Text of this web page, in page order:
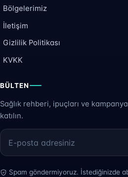
Bölgelerimiz
İletişim
Gizlilik Politikası
KVKK
BÜLTEN
Sağlık rehberi, ipuçları ve
katılın.
Spam göndermiyoruz. İstediğinizde